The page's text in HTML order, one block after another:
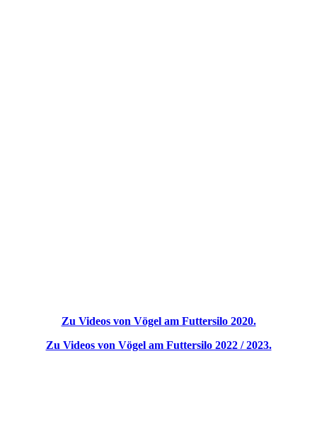
Zu Videos von Vögel am Futtersilo 2020.
Zu Videos von Vögel am Futtersilo 2022 / 2023.